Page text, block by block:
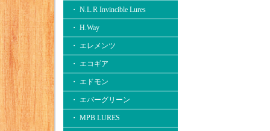
・ N.L.R Invincible Lures
・ H.Way
・ エレメンツ
・ エコギア
・ エドモン
・ エバーグリーン
・ MPB LURES